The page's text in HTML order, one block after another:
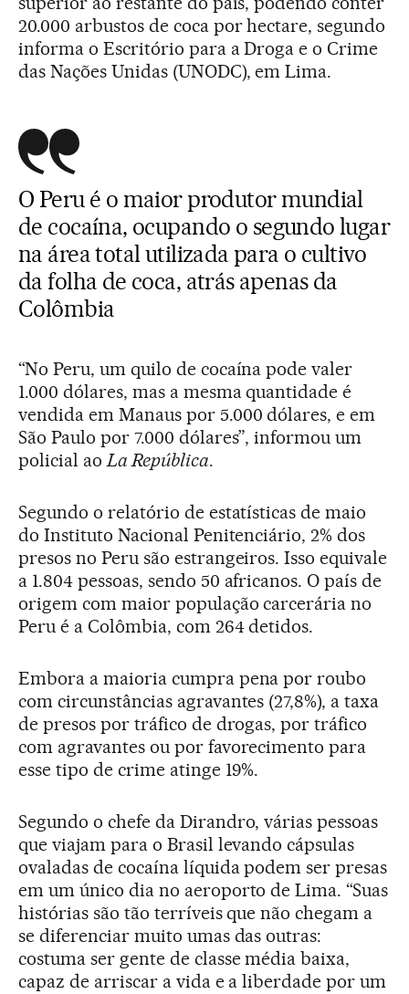
20.000 arbustos de coca por hectare, segundo
informa o Escritório para a Droga e o Crime
das Nações Unidas (UNODC), em Lima.
O Peru é o maior produtor mundial
de cocaína, ocupando o segundo lugar
na área total utilizada para o cultivo
da folha de coca, atrás apenas da
Colômbia
“No Peru, um quilo de cocaína pode valer
1.000 dólares, mas a mesma quantidade é
vendida em Manaus por 5.000 dólares, e em
São Paulo por 7.000 dólares”, informou um
policial ao La República.
Segundo o relatório de estatísticas de maio
do Instituto Nacional Penitenciário, 2% dos
presos no Peru são estrangeiros. Isso equivale
a 1.804 pessoas, sendo 50 africanos. O país de
origem com maior população carcerária no
Peru é a Colômbia, com 264 detidos.
Embora a maioria cumpra pena por roubo
com circunstâncias agravantes (27,8%), a taxa
de presos por tráfico de drogas, por tráfico
com agravantes ou por favorecimento para
esse tipo de crime atinge 19%.
Segundo o chefe da Dirandro, várias pessoas
que viajam para o Brasil levando cápsulas
ovaladas de cocaína líquida podem ser presas
em um único dia no aeroporto de Lima. “Suas
histórias são tão terríveis que não chegam a
se diferenciar muito umas das outras:
costuma ser gente de classe média baixa,
capaz de arriscar a vida e a liberdade por um